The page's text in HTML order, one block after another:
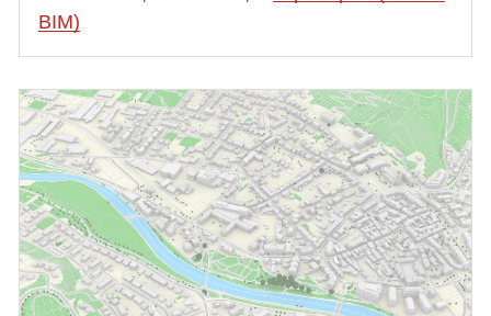
BIM)